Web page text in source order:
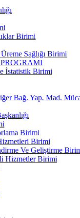
Birimi
Sağlığı Birimi
İstatistik Birimi
Bağ. Yap. Mad.
Birimi
Birimi
Ve Geliştirme
Hizmetler Birimi